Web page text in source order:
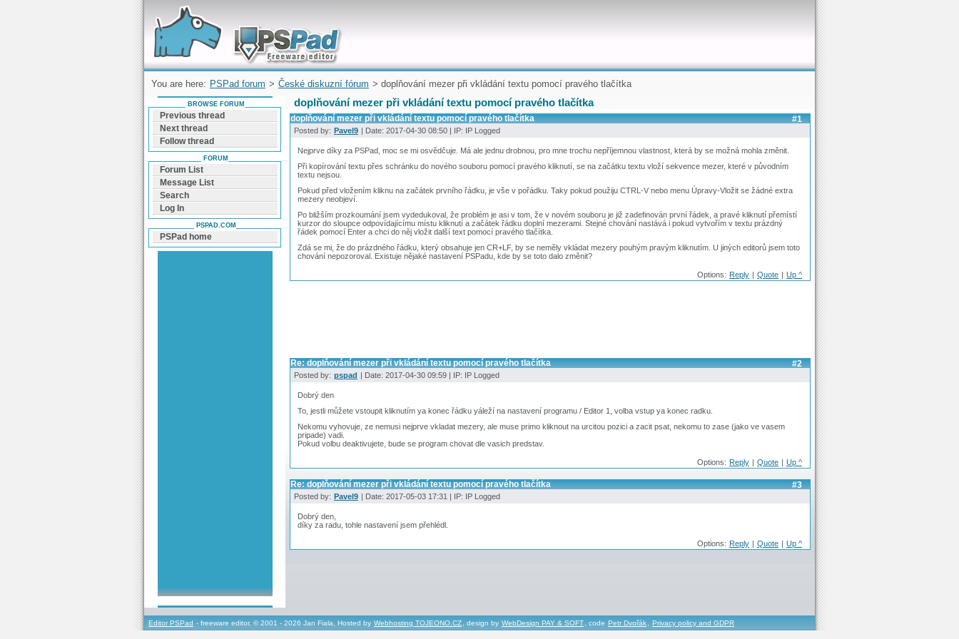
Forum can help you solve problems and quickly
find a solution with PSPad for Microsoft
Windows
You are here: PSPad forum > České diskuzní fórum > doplňování mezer při vkládání textu pomocí pravého tlačítka
doplňování mezer při vkládání textu pomocí pravého tlačítka
#1
doplňování mezer při vkládání textu pomocí pravého tlačítka
Posted by: Pavel9 | Date: 2017-04-30 08:50 | IP: IP Logged
Nejprve díky za PSPad, moc se mi osvědčuje. Má ale jednu drobnou, pro mne trochu nepříjemnou vlastnost, která by se možná mohla změnit.
Při kopírování textu přes schránku do nového souboru pomocí pravého kliknutí, se na začátku textu vloží sekvence mezer, které v původním
textu nejsou.
Pokud před vložením kliknu na začátek prvního řádku, je vše v pořádku. Taky pokud použiju CTRL-V nebo menu Úpravy-Vložit se žádné extra
mezery neobjeví.
Po bližším prozkoumání jsem vydedukoval, že problém je asi v tom, že v novém souboru je již zadefinován první řádek, a pravé kliknutí přemístí
kurzor do sloupce odpovídajícímu místu kliknutí a začátek řádku doplní mezerami. Stejné chování nastává i pokud vytvořím v textu prázdný
řádek pomocí Enter a chci do něj vložit další text pomocí pravého tlačítka.
Zdá se mi, že do prázdného řádku, který obsahuje jen CR+LF, by se neměly vkládat mezery pouhým pravým kliknutím. U jiných editorů jsem toto
chování nepozoroval. Existuje nějaké nastavení PSPadu, kde by se toto dalo změnit?
Options: Reply | Quote | Up ^
#2
Re: doplňování mezer při vkládání textu pomocí pravého tlačítka
Posted by: pspad | Date: 2017-04-30 09:59 | IP: IP Logged
Dobrý den
To, jestli můžete vstoupit kliknutím ya konec řádku yáleží na nastavení programu / Editor 1, volba vstup ya konec radku.
Nekomu vyhovuje, ze nemusi nejprve vkladat mezery, ale muse primo kliknout na urcitou pozici a zacit psat, nekomu to zase (jako ve vasem
pripade) vadi.
Pokud volbu deaktivujete, bude se program chovat dle vasich predstav.
Options: Reply | Quote | Up ^
#3
Re: doplňování mezer při vkládání textu pomocí pravého tlačítka
Posted by: Pavel9 | Date: 2017-05-03 17:31 | IP: IP Logged
Dobrý den,
díky za radu, tohle nastavení jsem přehlédl.
Options: Reply | Quote | Up ^
BROWSE FORUM
Previous thread
Next thread
Follow thread
FORUM
Forum List
Message List
Search
Log In
PSPAD.COM
PSPad home
Editor PSPad - freeware editor, © 2001 - 2026 Jan Fiala, Hosted by Webhosting TOJEONO.CZ , design by WebDesign PAY & SOFT , code Petr Dvořák Privacy policy and GDPR